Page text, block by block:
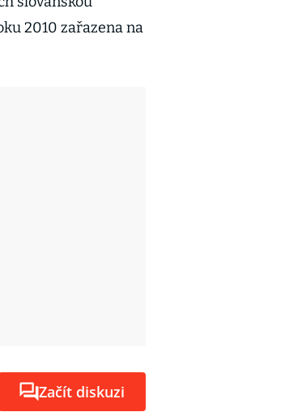
2010 zařazena na
Začít diskuzi